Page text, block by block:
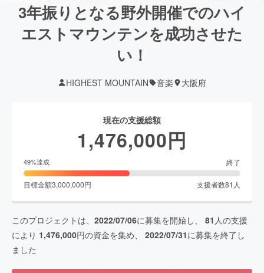
3年振りとなる野外開催でのハイ
エストマウンテンを成功させた
い！
HIGHEST MOUNTAIN 音楽 大阪府
現在の支援総額
1,476,000円
49%達成 終了
目標金額3,000,000円 支援者数81 人
このプロジェクトは、 2022/07/06に募集を開始し、 81 人の支援
により 1,476,000円の資金を集め、 2022/07/31に募集を終了し
ました